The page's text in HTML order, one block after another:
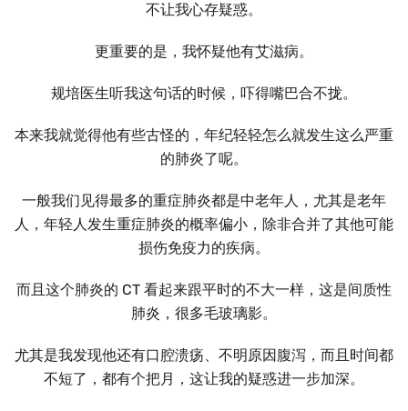
不让我心存疑惑。
更重要的是，我怀疑他有艾滋病。
规培医生听我这句话的时候，吓得嘴巴合不拢。
本来我就觉得他有些古怪的，年纪轻轻怎么就发生这么严重
的肺炎了呢。
一般我们见得最多的重症肺炎都是中老年人，尤其是老年
人，年轻人发生重症肺炎的概率偏小，除非合并了其他可能
损伤免疫力的疾病。
而且这个肺炎的 CT 看起来跟平时的不大一样，这是间质性
肺炎，很多毛玻璃影。
尤其是我发现他还有口腔溃疡、不明原因腹泻，而且时间都
不短了，都有个把月，这让我的疑惑进一步加深。